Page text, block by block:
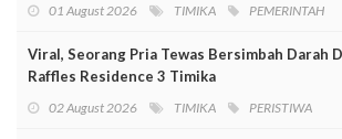
01 August 2026 TIMIKA PEMERINTAH
Viral, Seorang Pria Tewas Bersimbah Darah
Raffles Residence 3 Timika
02 August 2026 TIMIKA PERISTIWA